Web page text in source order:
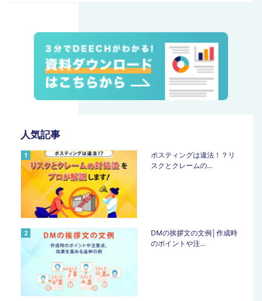
人気記事
ポスティングは違法！？リ
スクとクレームの...
DMの挨拶文の文例│作成時
のポイントや注...